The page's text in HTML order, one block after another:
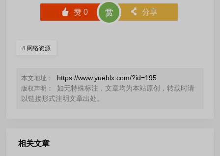
󰄼 赞0 赏 󰄯 分享
# 网络资源
本文地址： https://www.yueblx.com/?id=195
版权声明：
如无特殊标注，文章均为本站原创，转载时请
以链接形式注明文章出处。
相关文章